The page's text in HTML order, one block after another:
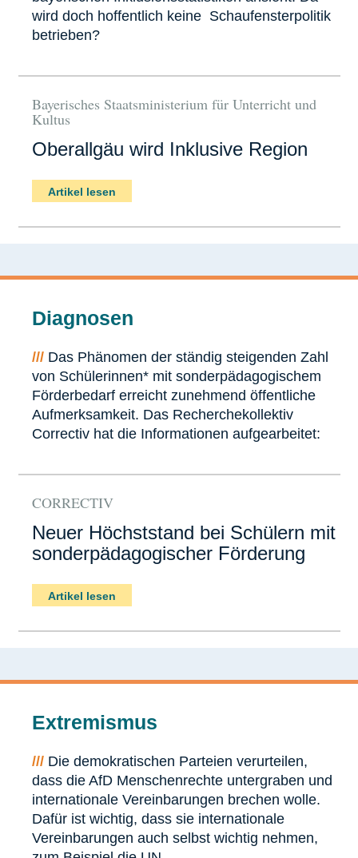
wird doch hoffentlich keine Schaufensterpolitik
betrieben?
Bayerisches Staatsministerium für Unterricht und
Kultus
Oberallgäu wird Inklusive Region
Artikel lesen
Diagnosen
/// Das Phänomen der ständig steigenden Zahl
von Schülerinnen* mit sonderpädagogischem
Förderbedarf erreicht zunehmend öffentliche
Aufmerksamkeit. Das Recherchekollektiv
Correctiv hat die Informationen aufgearbeitet:
CORRECTIV
Neuer Höchststand bei Schülern mit
sonderpädagogischer Förderung
Artikel lesen
Extremismus
/// Die demokratischen Parteien verurteilen,
dass die AfD Menschenrechte untergraben und
internationale Vereinbarungen brechen wolle.
Dafür ist wichtig, dass sie internationale
Vereinbarungen auch selbst wichtig nehmen,